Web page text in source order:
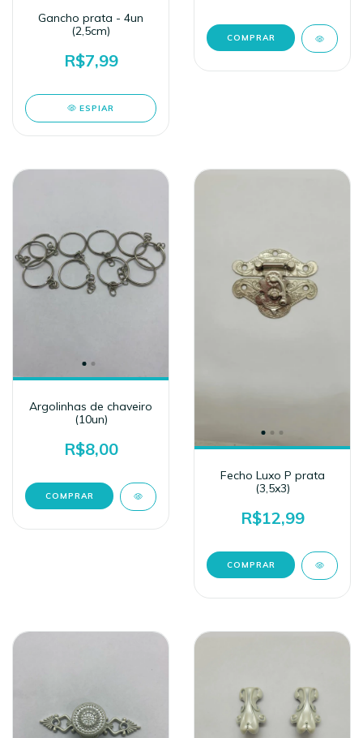
Gancho prata - 4un
(2,5cm)
R$7,99
ESPIAR
Argolinhas de chaveiro
(10un)
R$8,00
Fecho Luxo P prata
(3,5x3)
R$12,99